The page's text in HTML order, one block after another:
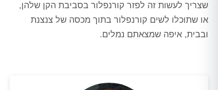
שצריך לעשות זה לפזר קורנפלור בסביבת הקן שלהן,
או שתוכלו לשים קורנפלור בתוך מכסה של צנצנת
ובבית, איפה שמצאתם נמלים.